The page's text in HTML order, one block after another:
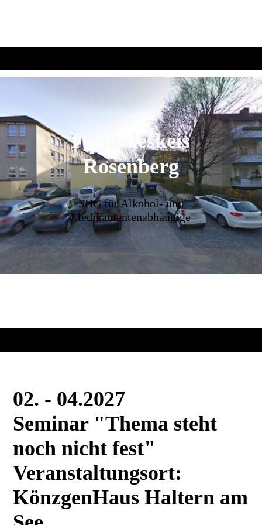
Freundeskeis
Rosenberg
SHG für Alkohol- und
Medikamentenabhängige
02. - 04.2027
Seminar "Thema steht
noch nicht fest"
Veranstaltungsort:
KönzgenHaus Haltern am